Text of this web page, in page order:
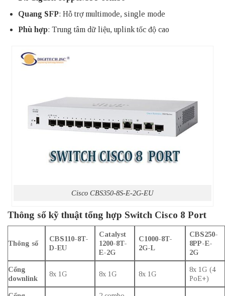
Quang SFP: Hỗ trợ multimode, single mode
Phù hợp: Trung tâm dữ liệu, uplink tốc độ cao
Cisco CBS350-8S-E-2G-EU
Thông số kỹ thuật tổng hợp Switch Cisco 8 Port
Thông số
CBS110-8T-
D-EU
Catalyst
1200-8T-
E-2G
C1000-8T-
2G-L
CBS250-
8PP-E-
2G
Cổng
downlink
8x 1G 8x 1G 8x 1G
8x 1G (4
PoE+)